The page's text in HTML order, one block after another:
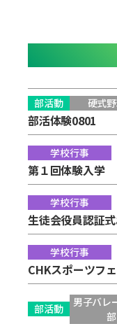
部活動 硬式
部活体験0801
学校行事
第１回体験入学
学校行事
生徒会役員認証
学校行事
CHKスポーツフ
部活動
男子バレ
部